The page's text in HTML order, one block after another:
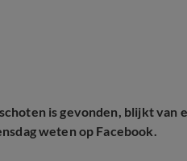
is gevonden, blijkt van
weten op Facebook.